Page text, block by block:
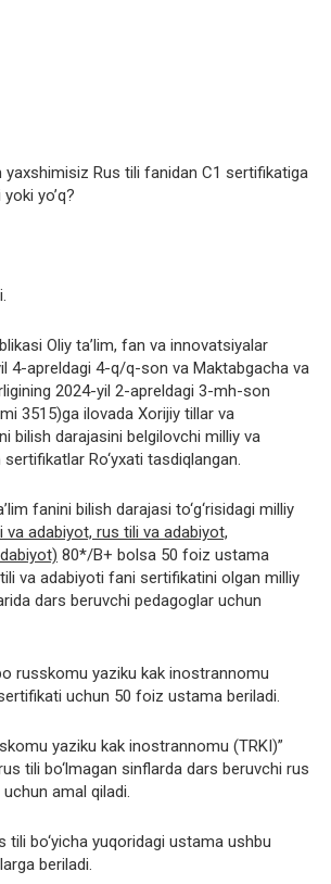
Rus tili fanidan C1 sertifikatiga
yo’q?
Oliy ta’lim, fan va innovatsiyalar
4-apreldagi 4-q/q-son va Maktabgacha va
2024-yil 2-apreldagi 3-mh-son
3515)ga ilovada Xorijiy tillar va
bilish darajasini belgilovchi milliy va
Ro‘yxati tasdiqlangan.
fanini bilish darajasi to‘g‘risidagi milliy
va adabiyot, rus tili va adabiyot,
80*/B+ bolsa 50 foiz ustama
va adabiyoti fani sertifikatini olgan milliy
dars beruvchi pedagoglar uchun
russkomu yaziku kak inostrannomu
uchun 50 foiz ustama beriladi.
yaziku kak inostrannomu (TRKI)”
tili bo‘lmagan sinflarda dars beruvchi rus
amal qiladi.
tili bo‘yicha yuqoridagi ustama ushbu
beriladi.